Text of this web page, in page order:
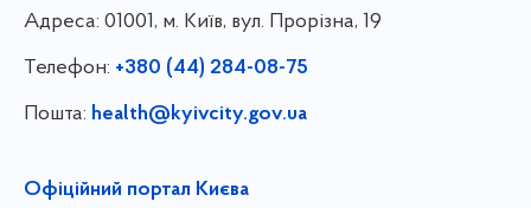
Адреса: 01001, м. Київ, вул. Прорізна, 19
Телефон: +380 (44) 284-08-75
Пошта: health@kyivcity.gov.ua
Офіційний портал Києва